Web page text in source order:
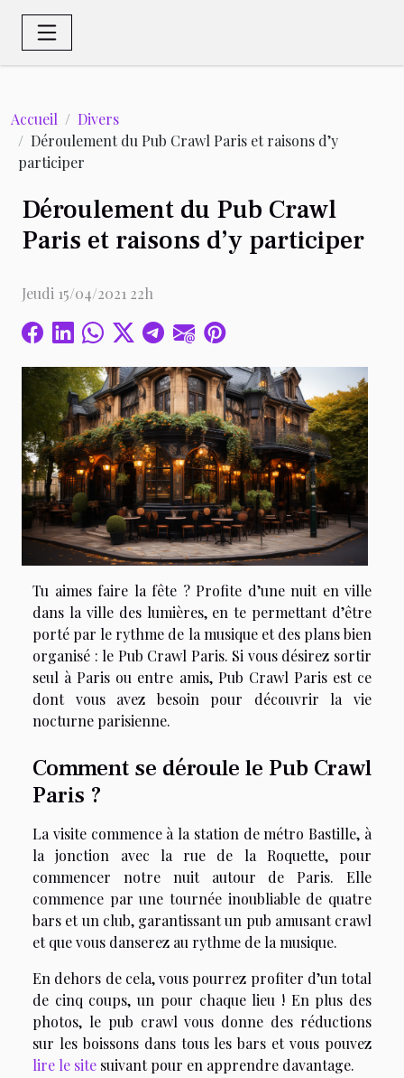
Accueil
Divers
Déroulement du Pub Crawl Paris et raisons d’y
participer
Déroulement du Pub Crawl
Paris et raisons d’y participer
Jeudi 15/04/2021 22h
Tu aimes faire la fête ? Profite d’une nuit en ville
dans la ville des lumières, en te permettant d’être
porté par le rythme de la musique et des plans bien
organisé : le Pub Crawl Paris. Si vous désirez sortir
seul à Paris ou entre amis, Pub Crawl Paris est ce
dont vous avez besoin pour découvrir la vie
nocturne parisienne.
Comment se déroule le Pub Crawl
Paris ?
La visite commence à la station de métro Bastille, à
la jonction avec la rue de la Roquette, pour
commencer notre nuit autour de Paris. Elle
commence par une tournée inoubliable de quatre
bars et un club, garantissant un pub amusant crawl
et que vous danserez au rythme de la musique.
En dehors de cela, vous pourrez profiter d’un total
de cinq coups, un pour chaque lieu ! En plus des
photos, le pub crawl vous donne des réductions
sur les boissons dans tous les bars et vous pouvez
lire le site suivant pour en apprendre davantage.